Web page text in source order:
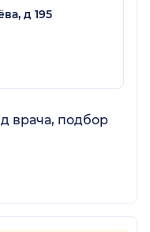
д 195
врача, подбор